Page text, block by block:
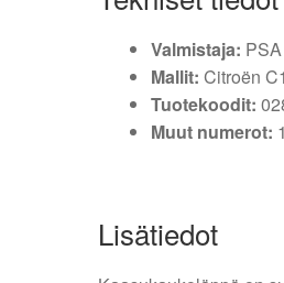
Valmistaja: PSA
Mallit: Citroën
Tuotekoodit:
Muut numerot:
Lisätiedot